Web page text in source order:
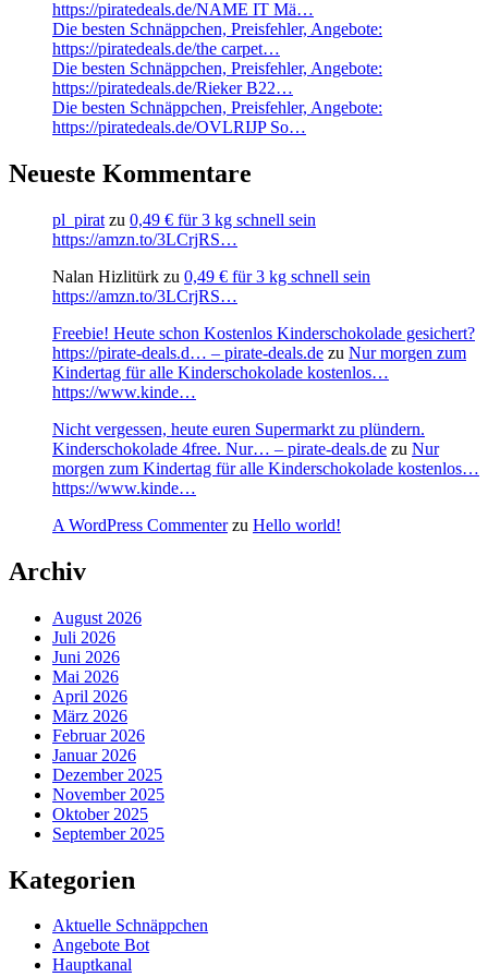
https://piratedeals.de/NAME IT Mä…
Die besten Schnäppchen, Preisfehler, Angebote:
https://piratedeals.de/the carpet…
Die besten Schnäppchen, Preisfehler, Angebote:
https://piratedeals.de/Rieker B22…
Die besten Schnäppchen, Preisfehler, Angebote:
https://piratedeals.de/OVLRIJP So…
Neueste Kommentare
pl_pirat zu 0,49 € für 3 kg schnell sein
https://amzn.to/3LCrjRS…
Nalan Hizlitürk zu 0,49 € für 3 kg schnell sein
https://amzn.to/3LCrjRS…
Freebie! Heute schon Kostenlos Kinderschokolade gesichert?
https://pirate-deals.d… – pirate-deals.de zu Nur morgen zum
Kindertag für alle Kinderschokolade kostenlos…
https://www.kinde…
Nicht vergessen, heute euren Supermarkt zu plündern.
Kinderschokolade 4free. Nur… – pirate-deals.de zu Nur
morgen zum Kindertag für alle Kinderschokolade kostenlos…
https://www.kinde…
A WordPress Commenterzu Hello world!
Archiv
August 2026
Juli 2026
Juni 2026
Mai 2026
April 2026
März 2026
Februar 2026
Januar 2026
Dezember 2025
November 2025
Oktober 2025
September 2025
Kategorien
Aktuelle Schnäppchen
Angebote Bot
Hauptkanal